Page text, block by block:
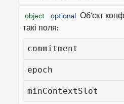
object optional Об'єкт
такі поля:
commitment
epoch
minContextSlot